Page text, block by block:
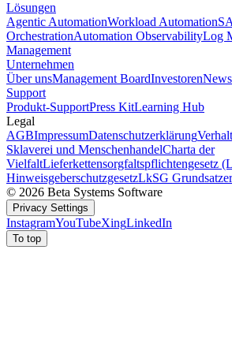
Lösungen
Agentic AutomationWorkload Automation
OrchestrationAutomation ObservabilityLog
Management
Unternehmen
Über unsManagement BoardInvestorenNews
Support
Produkt-SupportPress KitLearning Hub
Legal
AGBImpressumDatenschutzerklärung
Sklaverei und MenschenhandelCharta der
VielfaltLieferkettensorgfaltspflichtengesetz
HinweisgeberschutzgesetzLkSG
© 2026 Beta Systems Software
Privacy Settings
InstagramYouTubeXingLinkedIn
To top